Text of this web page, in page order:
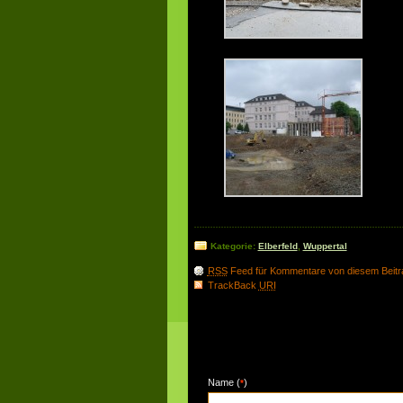
Kategorie: Elberfeld, Wuppertal
RSSFeed für Kommentare von diesem
TrackBack URI
Name (*)